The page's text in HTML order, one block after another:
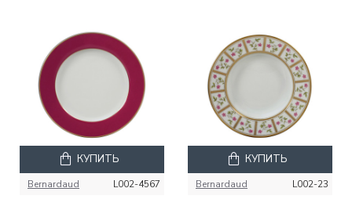
Bernardaud L002-4567
КУПИТЬ
Bernardaud L002-23
КУПИТЬ